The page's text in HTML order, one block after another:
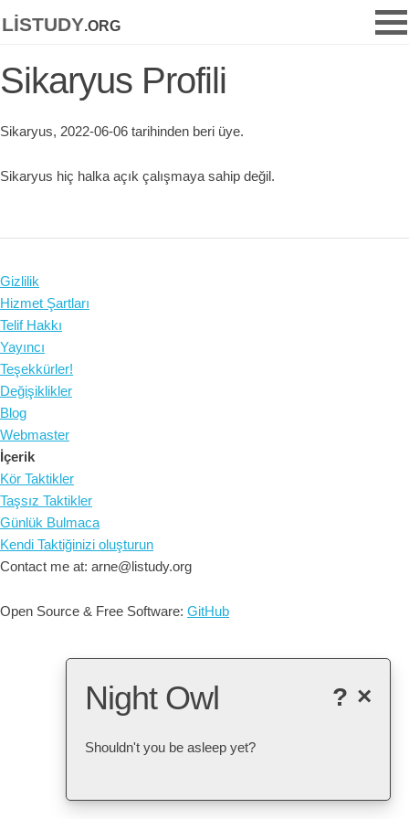
listudy.org
Sikaryus Profili
Sikaryus, 2022-06-06 tarihinden beri üye.
Sikaryus hiç halka açık çalışmaya sahip değil.
Gizlilik
Hizmet Şartları
Telif Hakkı
Yayıncı
Teşekkürler!
Değişiklikler
Blog
Webmaster
İçerik
Kör Taktikler
Taşsız Taktikler
Günlük Bulmaca
Kendi Taktiğinizi oluşturun
Contact me at: arne@listudy.org
Open Source & Free Software: GitHub
×
?
Night Owl
Shouldn't you be asleep yet?